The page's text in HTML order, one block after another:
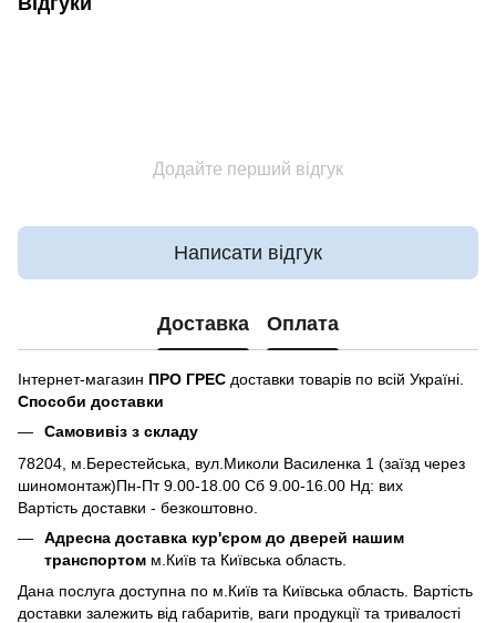
Додайте перший відгук
Написати відгук
Доставка Оплата
Інтернет-магазин ПРО ГРЕС доставки товарів по всій Україні.
Способи доставки
Самовивіз з складу
78204, м.Берестейська, вул.Миколи Василенка 1 (заїзд через
шиномонтаж)Пн-Пт 9.00-18.00 Сб 9.00-16.00 Нд: вих
Вартість доставки - безкоштовно.
Адресна доставка кур'єром до дверей нашим
транспортом м.Київ та Київська область.
Дана послуга доступна по м.Київ та Київська область. Вартість
доставки залежить від габаритів, ваги продукції та тривалості